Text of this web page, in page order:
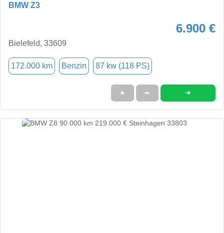
BMW Z3
6.900 €
Bielefeld, 33609
172.000 km Benzin 87 kw (118 PS)
★ ➦ ➜